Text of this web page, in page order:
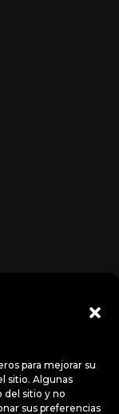
para mejorar su
sitio. Algunas
del sitio y no
sus preferencias